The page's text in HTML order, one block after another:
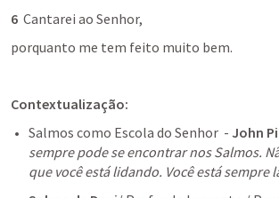
6 Cantarei ao Senhor,
porquanto me tem feito muito bem.
Contextualização:
Salmos como Escola do Senhor  - John
sempre pode se encontrar nos Salmos.
que você está lidando. Você está sempre